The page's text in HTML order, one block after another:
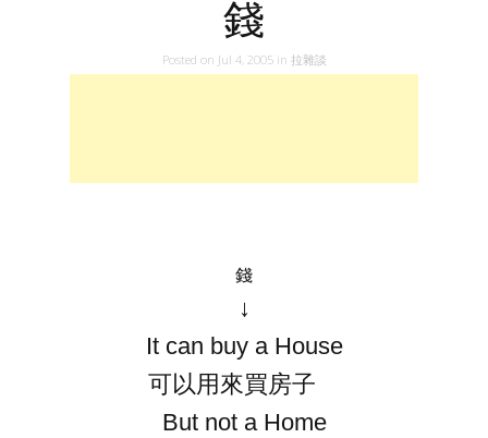
錢
Posted on Jul 4, 2005 in 拉雜談
錢
↓
It can buy a House
可以用來買房子
But not a Home